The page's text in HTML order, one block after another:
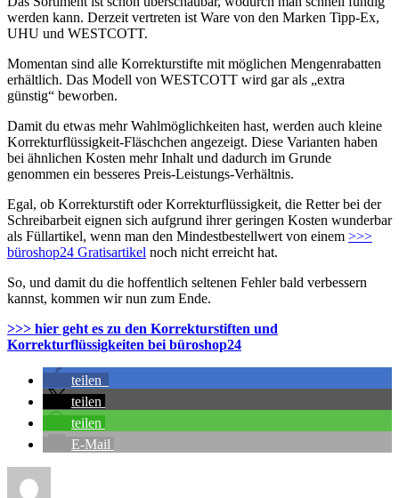
werden kann. Derzeit vertreten ist Ware von den Marken Tipp-Ex,
UHU und WESTCOTT.
Momentan sind alle Korrekturstifte mit möglichen Mengenrabatten
erhältlich. Das Modell von WESTCOTT wird gar als „extra
günstig“ beworben.
Damit du etwas mehr Wahlmöglichkeiten hast, werden auch kleine
Korrekturflüssigkeit-Fläschchen angezeigt. Diese Varianten haben
bei ähnlichen Kosten mehr Inhalt und dadurch im Grunde
genommen ein besseres Preis-Leistungs-Verhältnis.
Egal, ob Korrekturstift oder Korrekturflüssigkeit, die Retter bei der
Schreibarbeit eignen sich aufgrund ihrer geringen Kosten wunderbar
als Füllartikel, wenn man den Mindestbestellwert von einem >>>
büroshop24 Gratisartikel noch nicht erreicht hat.
So, und damit du die hoffentlich seltenen Fehler bald verbessern
kannst, kommen wir nun zum Ende.
>>> hier geht es zu den Korrekturstiften und
Korrekturflüssigkeiten bei büroshop24
teilen
teilen
teilen
E-Mail